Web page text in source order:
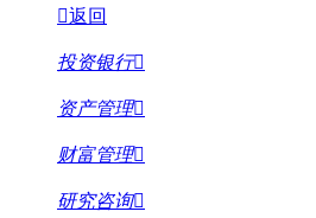
返回
投资银行
资产管理
财富管理
研究咨询